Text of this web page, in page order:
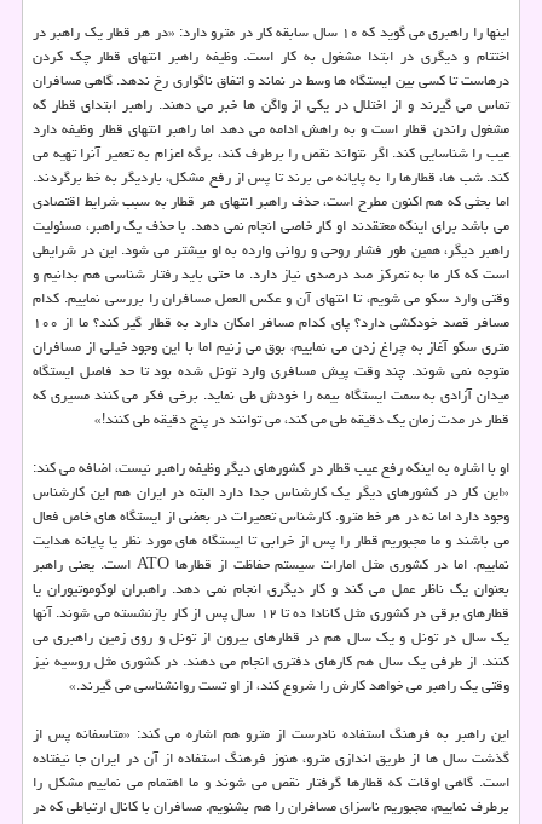
اینها را راهبری می گوید كه ۱۰ سال سابقه كار در مترو دارد: «در هر قطار یك راهبر در
اختتام و دیگری در ابتدا مشغول به كار است. وظیفه راهبر انتهای قطار چك كردن
درهاست تا كسی بین ایستگاه ها وسط در نماند و اتفاق ناگواری رخ ندهد. گاهی مسافران
تماس می گیرند و از اختلال در یكی از واگن ها خبر می دهند. راهبر ابتدای قطار كه
مشغول راندن قطار است و به راهش ادامه می دهد اما راهبر انتهای قطار وظیفه دارد
عیب را شناسایی كند. اگر نتواند نقص را برطرف كند، برگه اعزام به تعمیر آنرا تهیه می
كند. شب ها، قطارها را به پایانه می برند تا پس از رفع مشكل، باردیگر به خط برگردند.
اما بحثی كه هم اكنون مطرح است، حذف راهبر انتهای هر قطار به سبب شرایط اقتصادی
می باشد برای اینكه معتقدند او كار خاصی انجام نمی دهد. با حذف یك راهبر، مسئولیت
راهبر دیگر، همین طور فشار روحی و روانی وارده به او بیشتر می شود. این در شرایطی
است كه كار ما به تمركز صد درصدی نیاز دارد. ما حتی باید رفتار شناسی هم بدانیم و
وقتی وارد سكو می شویم، تا انتهای آن و عكس العمل مسافران را بررسی نماییم. كدام
مسافر قصد خودكشی دارد؟ پای كدام مسافر امكان دارد به قطار گیر كند؟ ما از ۱۰۰
متری سكو آغاز به چراغ زدن می نماییم، بوق می زنیم اما با این وجود خیلی از مسافران
متوجه نمی شوند. چند وقت پیش مسافری وارد تونل شده بود تا حد فاصل ایستگاه
میدان آزادی به سمت ایستگاه بیمه را خودش طی نماید. برخی فكر می كنند مسیری كه
قطار در مدت زمان یك دقیقه طی می كند، می توانند در پنج دقیقه طی كنند!»
او با اشاره به اینكه رفع عیب قطار در كشورهای دیگر وظیفه راهبر نیست، اضافه می كند:
«این كار در كشورهای دیگر یك كارشناس جدا دارد البته در ایران هم این كارشناس
وجود دارد اما نه در هر خط مترو. كارشناس تعمیرات در بعضی از ایستگاه های خاص فعال
می باشند و ما مجبوریم قطار را پس از خرابی تا ایستگاه های مورد نظر یا پایانه هدایت
نماییم. اما در كشوری مثل امارات سیستم حفاظت از قطارها ATO است. یعنی راهبر
بعنوان یك ناظر عمل می كند و كار دیگری انجام نمی دهد. راهبران لوكوموتیوران یا
قطارهای برقی در كشوری مثل كانادا ده تا ۱۲ سال پس از كار بازنشسته می شوند. آنها
یك سال در تونل و یك سال هم در قطارهای بیرون از تونل و روی زمین راهبری می
كنند. از طرفی یك سال هم كارهای دفتری انجام می دهند. در كشوری مثل روسیه نیز
وقتی یك راهبر می خواهد كارش را شروع كند، از او تست روانشناسی می گیرند.»
این راهبر به فرهنگ استفاده نادرست از مترو هم اشاره می كند: «متاسفانه پس از
گذشت سال ها از طریق اندازی مترو، هنوز فرهنگ استفاده از آن در ایران جا نیفتاده
است. گاهی اوقات كه قطارها گرفتار نقص می شوند و ما اهتمام می نماییم مشكل را
برطرف نماییم، مجبوریم ناسزای مسافران را هم بشنویم. مسافران با كانال ارتباطی كه در